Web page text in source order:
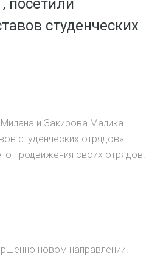
посетили
студенческих
и Закирова Малика
студенческих отрядов»
продвижения своих отрядов.
новом направлении!